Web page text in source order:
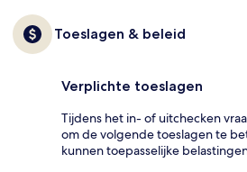
Toeslagen & beleid
Verplichte toeslagen
Tijdens het in- of uitchecken
om de volgende toeslagen te
kunnen toepasselijke